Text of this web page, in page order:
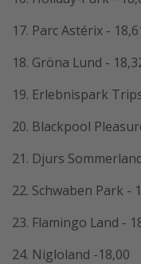
17. Parc Astérix -
18. Gröna Lund -
19. Erlebnispark
20. Blackpool
21. Djurs
22. Schwaben Park -
23. Flamingo Land -
24. Nigloland -18,00